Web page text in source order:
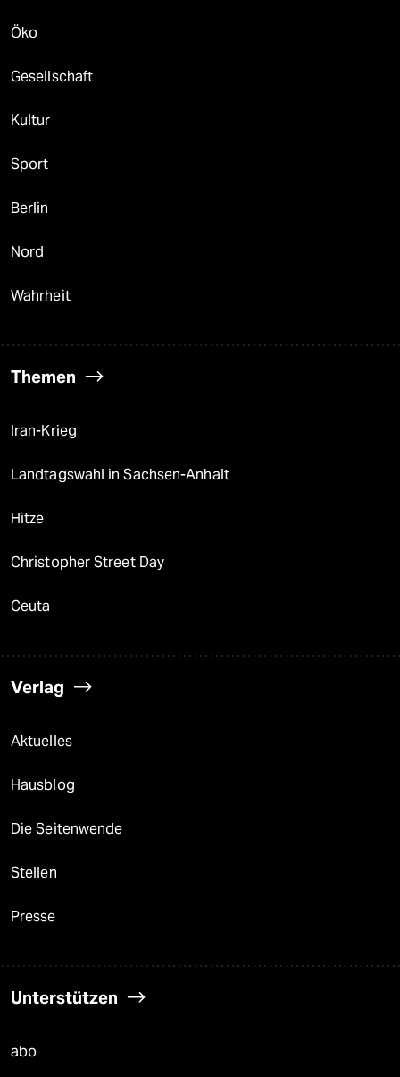
Öko
Gesellschaft
Kultur
Sport
Berlin
Nord
Wahrheit
Themen
Iran-Krieg
Landtagswahl in Sachsen-Anhalt
Hitze
Christopher Street Day
Ceuta
Verlag
Aktuelles
Hausblog
Die Seitenwende
Stellen
Presse
Unterstützen
abo